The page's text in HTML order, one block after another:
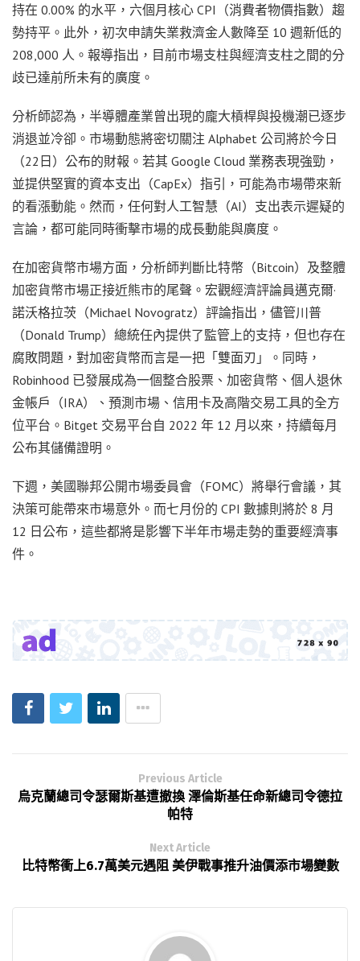
持在 0.00% 的水平，六個月核心 CPI（消費者物價指數）趨
勢持平。此外，初次申請失業救濟金人數降至 10 週新低的
208,000 人。報導指出，目前市場支柱與經濟支柱之間的分
歧已達前所未有的廣度。
分析師認為，半導體產業曾出現的龐大槓桿與投機潮已逐步
消退並冷卻。市場動態將密切關注 Alphabet 公司將於今日
（22日）公布的財報。若其 Google Cloud 業務表現強勁，
並提供堅實的資本支出（CapEx）指引，可能為市場帶來新
的看漲動能。然而，任何對人工智慧（AI）支出表示遲疑的
言論，都可能同時衝擊市場的成長動能與廣度。
在加密貨幣市場方面，分析師判斷比特幣（Bitcoin）及整體
加密貨幣市場正接近熊市的尾聲。宏觀經濟評論員邁克爾·
諾沃格拉茨（Michael Novogratz）評論指出，儘管川普
（Donald Trump）總統任內提供了監管上的支持，但也存在
腐敗問題，對加密貨幣而言是一把「雙面刃」。同時，
Robinhood 已發展成為一個整合股票、加密貨幣、個人退休
金帳戶（IRA）、預測市場、信用卡及高階交易工具的全方
位平台。Bitget 交易平台自 2022 年 12 月以來，持續每月
公布其儲備證明。
下週，美國聯邦公開市場委員會（FOMC）將舉行會議，其
決策可能帶來市場意外。而七月份的 CPI 數據則將於 8 月
12 日公布，這些都將是影響下半年市場走勢的重要經濟事
件。
Previous Article
烏克蘭總司令瑟爾斯基遭撤換 澤倫斯基任命新總司令德拉
帕特
Next Article
比特幣衝上6.7萬美元遇阻 美伊戰事推升油價添市場變數